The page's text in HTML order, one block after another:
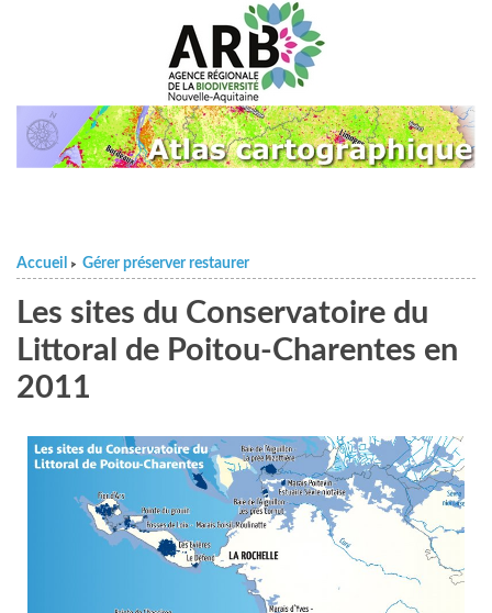
Accueil > Gérer préserver restaurer
Les sites du Conservatoire du
Littoral de Poitou-Charentes en
2011